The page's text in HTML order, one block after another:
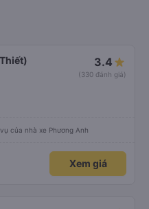
3.4
(330 đánh giá)
của nhà xe Phương Anh
Xem giá